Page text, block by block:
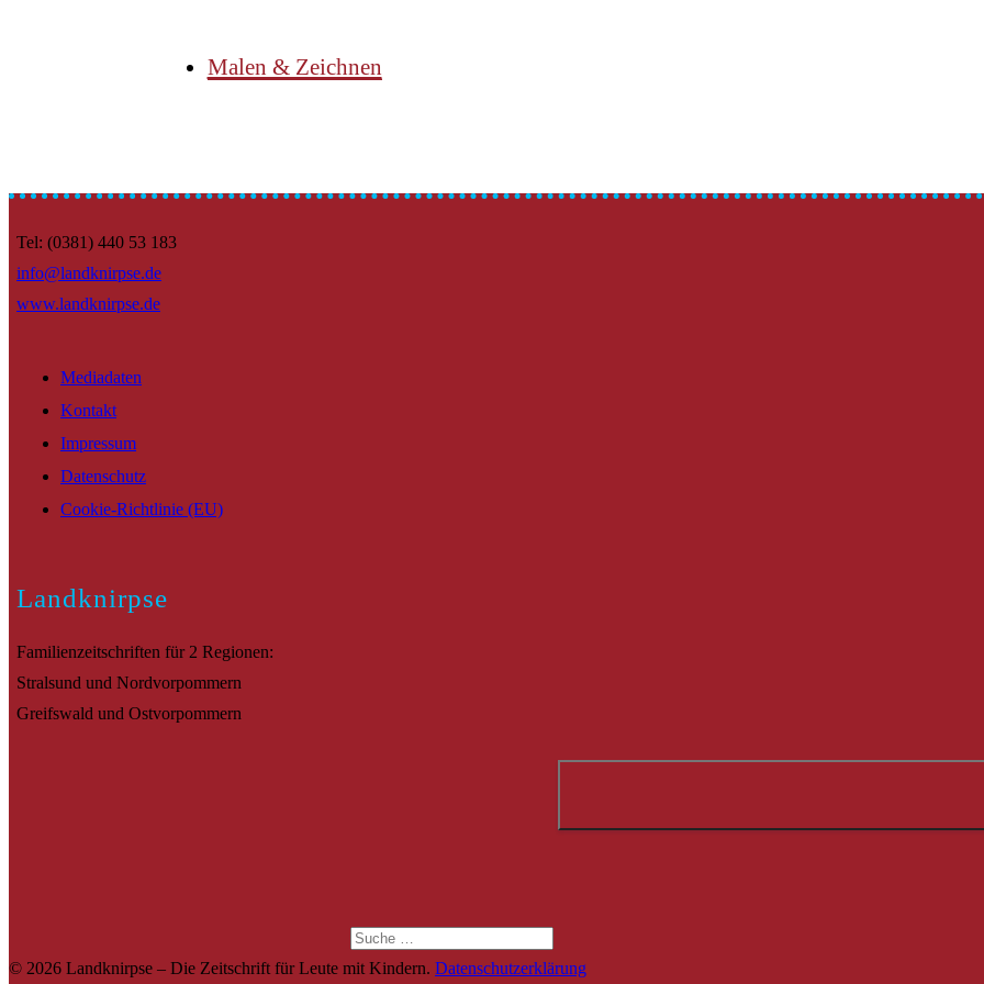
Malen & Zeichnen
Tel: (0381) 440 53 183
info@landknirpse.de
www.landknirpse.de
Mediadaten
Kontakt
Impressum
Datenschutz
Cookie-Richtlinie (EU)
Landknirpse
Familienzeitschriften für 2 Regionen:
Stralsund und Nordvorpommern
Greifswald und Ostvorpommern
© 2026 Landknirpse – Die Zeitschrift für Leute mit Kindern. Datenschutzerklärung